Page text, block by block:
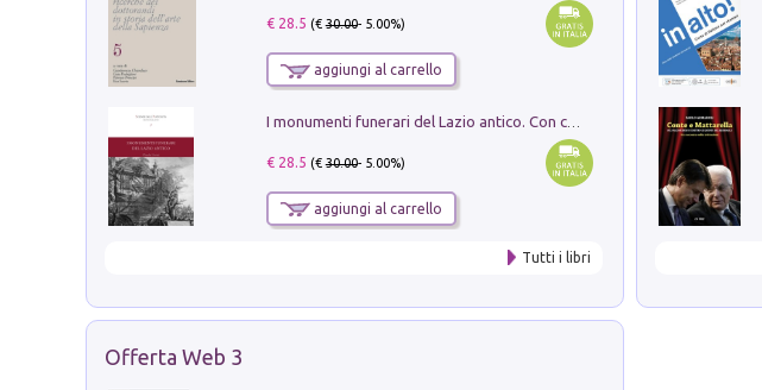
€ 28.5 (€30.00- 5.00%)
aggiungi al carrello
I monumenti funerari del Lazio antico. Con cartella con tavole
€ 28.5 (€30.00- 5.00%)
aggiungi al carrello
Tutti i libri
Offerta Web 3